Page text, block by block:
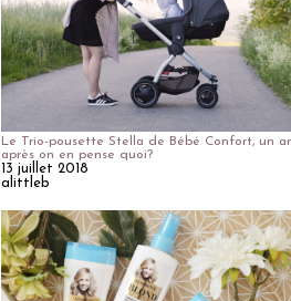
Le Trio-pousette Stella de Bébé Confort, un
après on en pense quoi?
13 juillet 2018
alittleb